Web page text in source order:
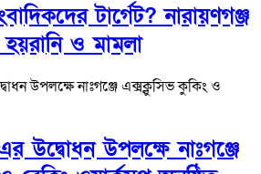
টার্গেট? নারায়ণগঞ্জ
ও মামলা
উদ্বোধন উপলক্ষে নাঃগঞ্জে